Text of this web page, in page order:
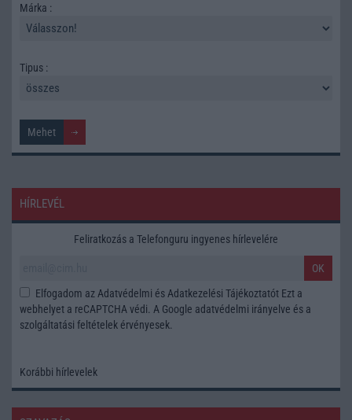
Márka :
Tipus :
HÍRLEVÉL
Feliratkozás a Telefonguru ingyenes hírlevelére
OK
Elfogadom az Adatvédelmi és Adatkezelési Tájékoztatót Ezt a
webhelyet a reCAPTCHA védi. A Google adatvédelmi irányelve és a
szolgáltatási feltételek érvényesek.
Korábbi hírlevelek